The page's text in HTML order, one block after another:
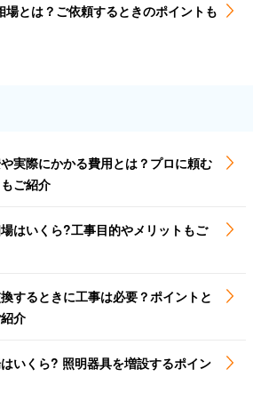
場とは？ご依頼するときのポイントも
実際にかかる費用とは？プロに頼む
ご紹介
はいくら?工事目的やメリットもご
するときに工事は必要？ポイントと
介
いくら? 照明器具を増設するポイン